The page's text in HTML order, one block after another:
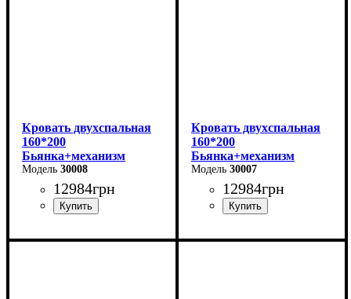
Кровать двухспальная
160*200
Бьянка+механизм
(светло-серая)
30008
12984грн
Ширина: 170 см
Кровать двухспальная
160*200
Бьянка+механизм
(бежевая)
30007
12984грн
Ширина: 170 см